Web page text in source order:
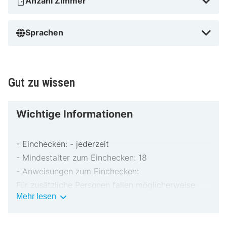
Sprachen
Gut zu wissen
Wichtige Informationen
- Einchecken: - jederzeit
- Mindestalter zum Einchecken: 18
- Anweisungen zum Einchecken:
Für zusätzliche Personen fallen möglicherweise
Gebühren an, die abhängig von den Bestimmungen
Mehr lesen Wichtige